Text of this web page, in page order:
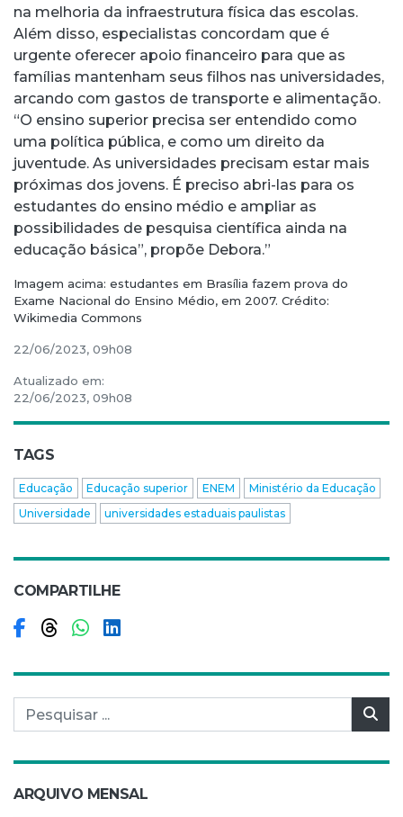
na melhoria da infraestrutura física das escolas.
Além disso, especialistas concordam que é
urgente oferecer apoio financeiro para que as
famílias mantenham seus filhos nas universidades,
arcando com gastos de transporte e alimentação.
“O ensino superior precisa ser entendido como
uma política pública, e como um direito da
juventude. As universidades precisam estar mais
próximas dos jovens. É preciso abri-las para os
estudantes do ensino médio e ampliar as
possibilidades de pesquisa científica ainda na
educação básica”, propõe Debora.”
Imagem acima: estudantes em Brasília fazem prova do
Exame Nacional do Ensino Médio, em 2007. Crédito:
Wikimedia Commons
22/06/2023, 09h08
Atualizado em:
22/06/2023, 09h08
TAGS
Educação Educação superior ENEM
Ministério da Educação
Universidade
universidades estaduais paulistas
COMPARTILHE
Compartilhar no Facebook
Compartilhar no Threads
Compartilhar no WhatsApp
Compartilhar no LinkedIn
Pesquisar por:
ARQUIVO MENSAL